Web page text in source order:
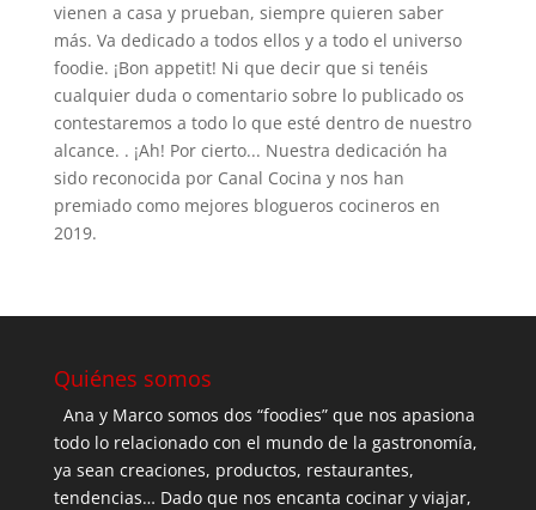
vienen a casa y prueban, siempre quieren saber
más. Va dedicado a todos ellos y a todo el universo
foodie. ¡Bon appetit! Ni que decir que si tenéis
cualquier duda o comentario sobre lo publicado os
contestaremos a todo lo que esté dentro de nuestro
alcance. . ¡Ah! Por cierto... Nuestra dedicación ha
sido reconocida por Canal Cocina y nos han
premiado como mejores blogueros cocineros en
2019.
Quiénes somos
Ana y Marco somos dos “foodies” que nos apasiona
todo lo relacionado con el mundo de la gastronomía,
ya sean creaciones, productos, restaurantes,
tendencias… Dado que nos encanta cocinar y viajar,